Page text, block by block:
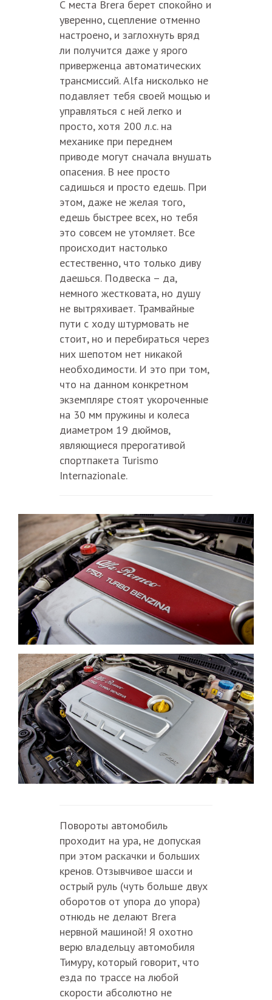
С места Brera берет спокойно и
уверенно, сцепление отменно
настроено, и заглохнуть вряд
ли получится даже у ярого
приверженца автоматических
трансмиссий. Alfa нисколько не
подавляет тебя своей мощью и
управляться с ней легко и
просто, хотя 200 л.с. на
механике при переднем
приводе могут сначала внушать
опасения. В нее просто
садишься и просто едешь. При
этом, даже не желая того,
едешь быстрее всех, но тебя
это совсем не утомляет. Все
происходит настолько
естественно, что только диву
даешься. Подвеска – да,
немного жестковата, но душу
не вытряхивает. Трамвайные
пути с ходу штурмовать не
стоит, но и перебираться через
них шепотом нет никакой
необходимости. И это при том,
что на данном конкретном
экземпляре стоят укороченные
на 30 мм пружины и колеса
диаметром 19 дюймов,
являющиеся прерогативой
спортпакета Turismo
Internazionale.
Повороты автомобиль
проходит на ура, не допуская
при этом раскачки и больших
кренов. Отзывчивое шасси и
острый руль (чуть больше двух
оборотов от упора до упора)
отнюдь не делают Brera
нервной машиной! Я охотно
верю владельцу автомобиля
Тимуру, который говорит, что
езда по трассе на любой
скорости абсолютно не